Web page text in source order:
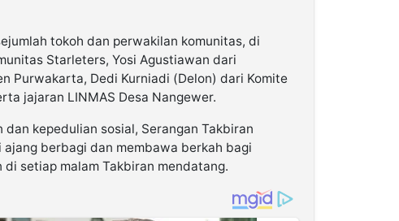
tokoh dan perwakilan komunitas, di
Starleters, Yosi Agustiawan dari
Purwakarta, Dedi Kurniadi (Delon) dari Komite
jajaran LINMAS Desa Nangewer.
dan kepedulian sosial, Serangan Takbiran
berbagi dan membawa berkah bagi
setiap malam Takbiran mendatang.